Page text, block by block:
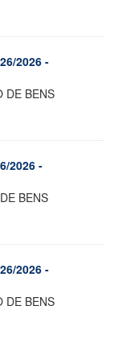
2026 -
DE BENS
2026 -
BENS
2026 -
DE BENS